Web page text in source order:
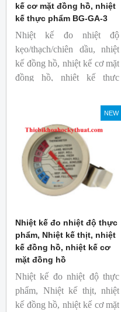
kế cơ mặt đồng hồ, nhiệt
kế thực phẩm BG-GA-3
Nhiệt kế đo nhiệt độ
kẹo/thạch/chiên dầu, nhiệt
kế đồng hồ, nhiệt kế cơ mặt
đồng hồ, nhiệt kế thực
Thương hiệu: Blue Gizmo
NEW
Nhiệt kế đo nhiệt độ thực
phẩm, Nhiệt kế thịt, nhiệt
kế đồng hồ, nhiệt kế cơ
mặt đồng hồ
Nhiệt kế đo nhiệt độ thực
phẩm, Nhiệt kế thịt, nhiệt
kế đồng hồ, nhiệt kế cơ mặt